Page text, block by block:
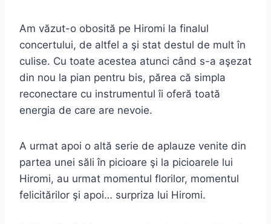
Am văzut-o obosită pe Hiromi la finalul
concertului, de altfel a şi stat destul de mult în
culise. Cu toate acestea atunci când s-a aşezat
din nou la pian pentru bis, părea că simpla
reconectare cu instrumentul îi oferă toată
energia de care are nevoie.
A urmat apoi o altă serie de aplauze venite din
partea unei săli în picioare şi la picioarele lui
Hiromi, au urmat momentul florilor, momentul
felicitărilor şi apoi… surpriza lui Hiromi.